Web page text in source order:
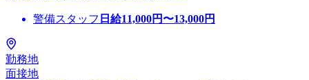
警備スタッフ 日給11,000円〜13,000円
勤務地
面接地